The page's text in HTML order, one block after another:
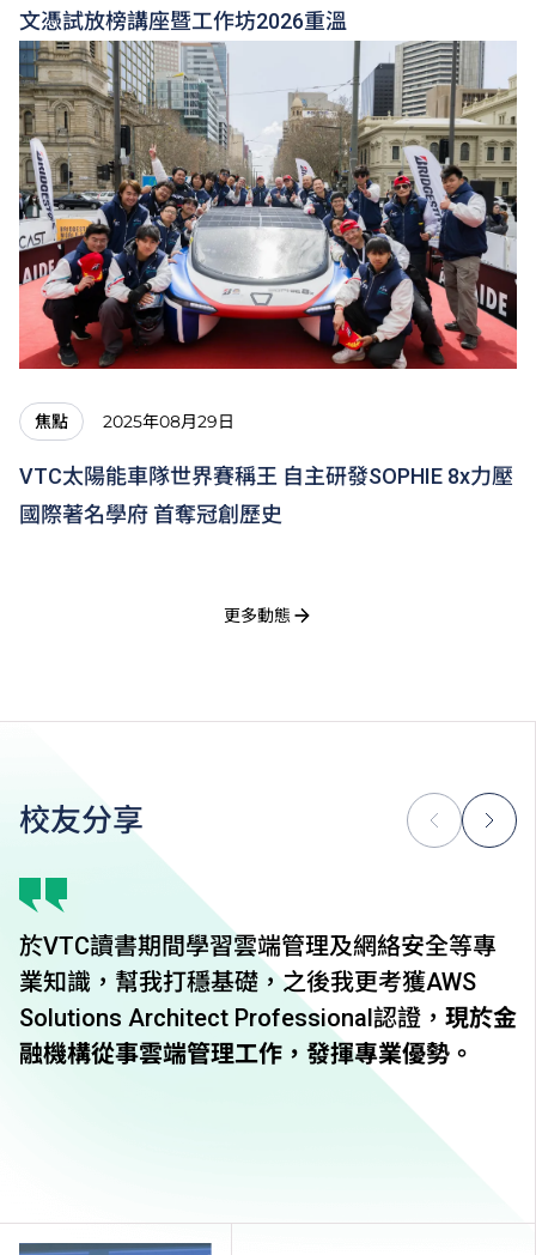
文憑試放榜講座暨工作坊2026重溫
焦點 2025年08月29日
VTC太陽能車隊世界賽稱王 自主研發SOPHIE 8x力壓
國際著名學府 首奪冠創歷史
更多動態
校友分享
於VTC讀書期間學習雲端管理及網絡安全等專
業知識，幫我打穩基礎，之後我更考獲AWS
Solutions Architect Professional認證， 現於金
融機構從事雲端管理工作，發揮專業優勢。